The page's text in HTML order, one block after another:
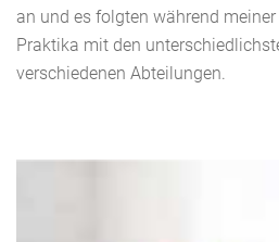
an und es folgten während
Praktika mit den
verschiedenen Abteilungen.